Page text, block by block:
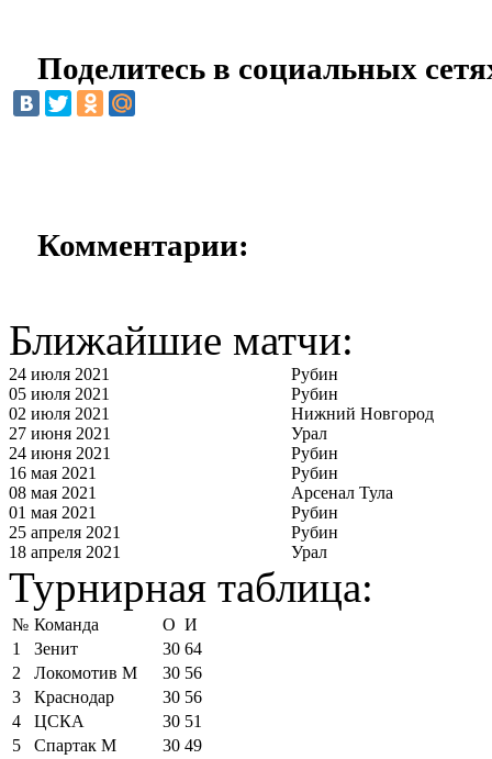
Поделитесь в социальных
Комментарии:
Ближайшие матчи:
24 июля 2021
Рубин
05 июля 2021
Рубин
02 июля 2021
Нижний Новгород
27 июня 2021
Урал
24 июня 2021
Рубин
16 мая 2021
Рубин
08 мая 2021
Арсенал Тула
01 мая 2021
Рубин
25 апреля 2021
Рубин
18 апреля 2021
Урал
Турнирная таблица:
№ Команда О И
1
Зенит 30 64
2
Локомотив М 30 56
3
Краснодар 30 56
4
ЦСКА 30 51
5
Спартак М 30 49